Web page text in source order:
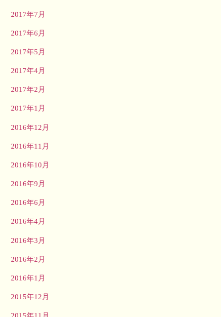
2017年7月
2017年6月
2017年5月
2017年4月
2017年2月
2017年1月
2016年12月
2016年11月
2016年10月
2016年9月
2016年6月
2016年4月
2016年3月
2016年2月
2016年1月
2015年12月